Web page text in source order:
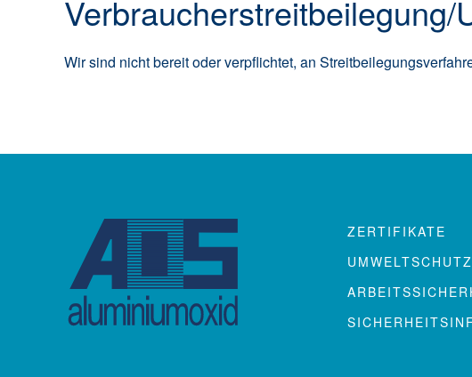
Wir sind nicht bereit oder verpflichtet, an
ZERTIFIKATE
UMWELTSCHUTZ